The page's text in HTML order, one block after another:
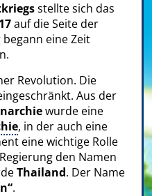
stellte sich das
auf die Seite der
begann eine Zeit
Revolution. Die
Aus der
wurde eine
, in der auch eine
eine wichtige Rolle
den Namen
Thailand. Der Name
.